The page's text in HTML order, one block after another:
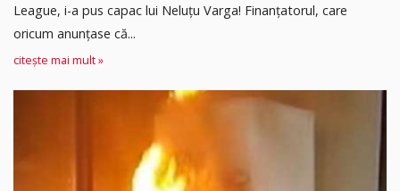
League, i-a pus capac lui Neluțu Varga! Finanțatorul, care
oricum anunțase că...
citește mai mult »